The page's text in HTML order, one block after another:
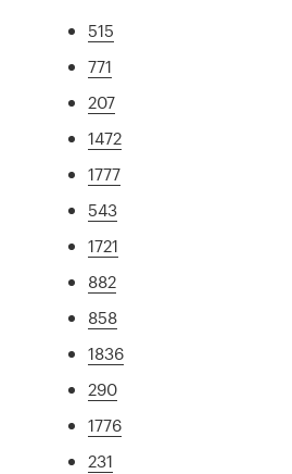
515
771
207
1472
1777
543
1721
882
858
1836
290
1776
231